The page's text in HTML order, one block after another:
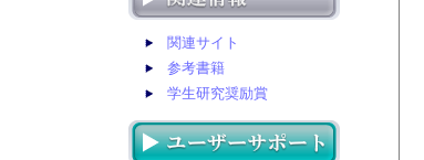
関連サイト
参考書籍
学生研究奨励賞